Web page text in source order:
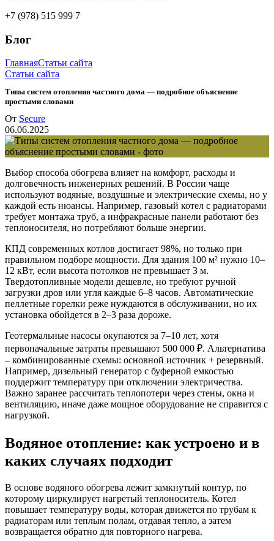
+7 (978) 515 999 7
Блог
ГлавнаяСтатьи сайта
Статьи сайта
Типы систем отопления частного дома — подробное объяснение
простыми словами
От Secure
06.06.2025
Выбор способа обогрева влияет на комфорт, расходы и
долговечность инженерных решений. В России чаще
используют водяные, воздушные и электрические схемы, но у
каждой есть нюансы. Например, газовый котел с радиаторами
требует монтажа труб, а инфракрасные панели работают без
теплоносителя, но потребляют больше энергии.
КПД современных котлов достигает 98%, но только при
правильном подборе мощности. Для здания 100 м² нужно 10–
12 кВт, если высота потолков не превышает 3 м.
Твердотопливные модели дешевле, но требуют ручной
загрузки дров или угля каждые 6–8 часов. Автоматические
пеллетные горелки реже нуждаются в обслуживании, но их
установка обойдется в 2–3 раза дороже.
Геотермальные насосы окупаются за 7–10 лет, хотя
первоначальные затраты превышают 500 000 ₽. Альтернатива
– комбинированные схемы: основной источник + резервный.
Например, дизельный генератор с буферной емкостью
поддержит температуру при отключении электричества.
Важно заранее рассчитать теплопотери через стены, окна и
вентиляцию, иначе даже мощное оборудование не справится с
нагрузкой.
Водяное отопление: как устроено и в
каких случаях подходит
В основе водяного обогрева лежит замкнутый контур, по
которому циркулирует нагретый теплоноситель. Котел
повышает температуру воды, которая движется по трубам к
радиаторам или теплым полам, отдавая тепло, а затем
возвращается обратно для повторного нагрева.